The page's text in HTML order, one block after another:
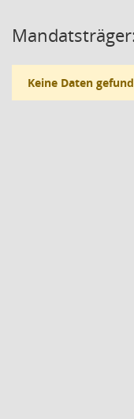
Keine Daten